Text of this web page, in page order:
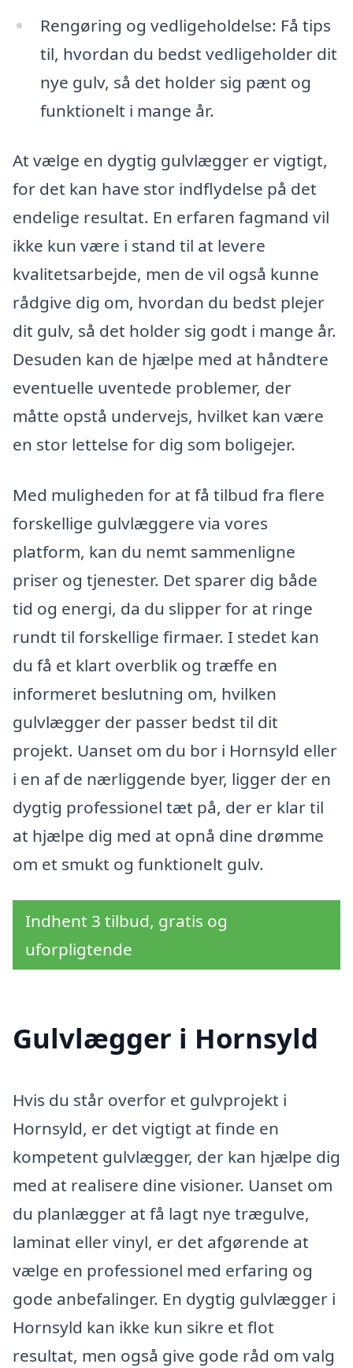
Rengøring og vedligeholdelse: Få tips
til, hvordan du bedst vedligeholder dit
nye gulv, så det holder sig pænt og
funktionelt i mange år.
At vælge en dygtig gulvlægger er vigtigt,
for det kan have stor indflydelse på det
endelige resultat. En erfaren fagmand vil
ikke kun være i stand til at levere
kvalitetsarbejde, men de vil også kunne
rådgive dig om, hvordan du bedst plejer
dit gulv, så det holder sig godt i mange år.
Desuden kan de hjælpe med at håndtere
eventuelle uventede problemer, der
måtte opstå undervejs, hvilket kan være
en stor lettelse for dig som boligejer.
Med muligheden for at få tilbud fra flere
forskellige gulvlæggere via vores
platform, kan du nemt sammenligne
priser og tjenester. Det sparer dig både
tid og energi, da du slipper for at ringe
rundt til forskellige firmaer. I stedet kan
du få et klart overblik og træffe en
informeret beslutning om, hvilken
gulvlægger der passer bedst til dit
projekt. Uanset om du bor i Hornsyld eller
i en af de nærliggende byer, ligger der en
dygtig professionel tæt på, der er klar til
at hjælpe dig med at opnå dine drømme
om et smukt og funktionelt gulv.
Indhent 3 tilbud, gratis og
uforpligtende
Gulvlægger i Hornsyld
Hvis du står overfor et gulvprojekt i
Hornsyld, er det vigtigt at finde en
kompetent gulvlægger, der kan hjælpe dig
med at realisere dine visioner. Uanset om
du planlægger at få lagt nye trægulve,
laminat eller vinyl, er det afgørende at
vælge en professionel med erfaring og
gode anbefalinger. En dygtig gulvlægger i
Hornsyld kan ikke kun sikre et flot
resultat, men også give gode råd om valg